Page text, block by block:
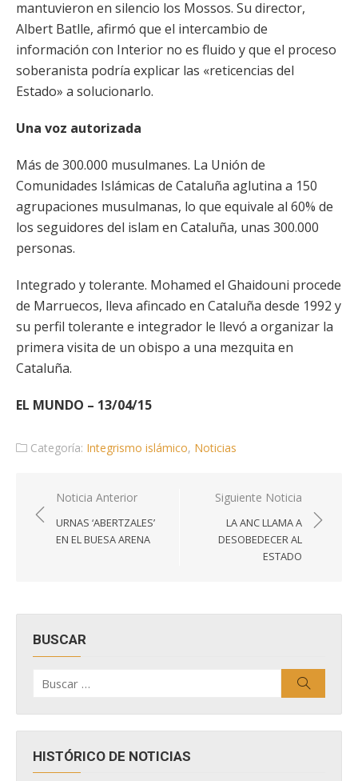
mantuvieron en silencio los Mossos. Su director,
Albert Batlle, afirmó que el intercambio de
información con Interior no es fluido y que el proceso
soberanista podría explicar las «reticencias del
Estado» a solucionarlo.
Una voz autorizada
Más de 300.000 musulmanes. La Unión de
Comunidades Islámicas de Cataluña aglutina a 150
agrupaciones musulmanas, lo que equivale al 60% de
los seguidores del islam en Cataluña, unas 300.000
personas.
Integrado y tolerante. Mohamed el Ghaidouni procede
de Marruecos, lleva afincado en Cataluña desde 1992 y
su perfil tolerante e integrador le llevó a organizar la
primera visita de un obispo a una mezquita en
Cataluña.
EL MUNDO – 13/04/15
Categoría: Integrismo islámico, Noticias
Navegación
de
entradas
Noticia Anterior
URNAS ‘ABERTZALES’
EN EL BUESA ARENA
Siguiente Noticia
LA ANC LLAMA A
DESOBEDECER AL
ESTADO
BUSCAR
por:
HISTÓRICO DE NOTICIAS